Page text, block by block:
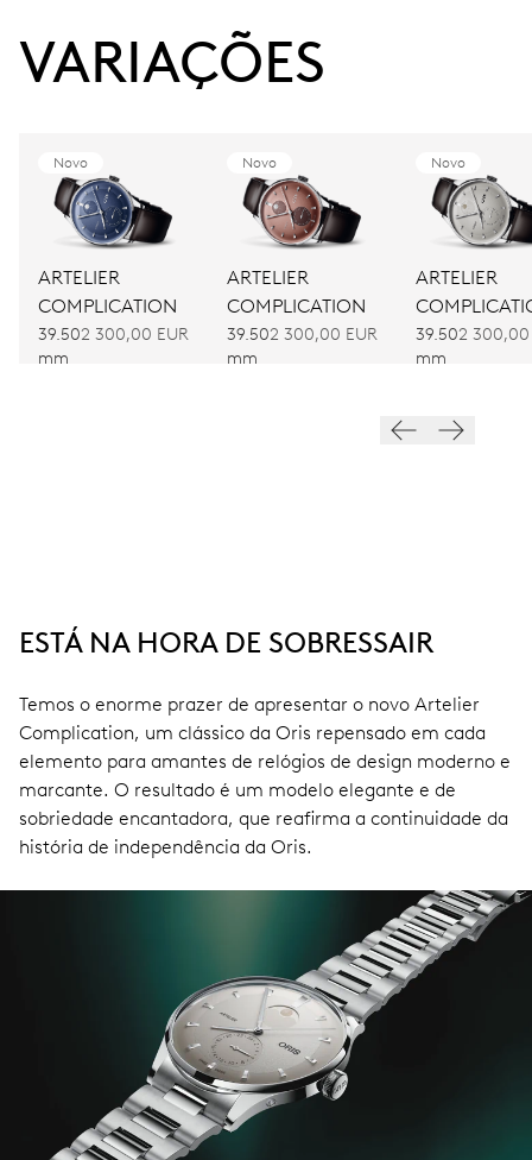
VARIAÇÕES
Novo
ARTELIER
COMPLICATION
39.50
mm
2 300,00 EUR
Novo
ARTELIER
COMPLICATION
39.50
mm
2 300,00 EUR
Novo
ARTELIER
39.50
mm
2 300,00
ESTÁ NA HORA DE SOBRESSAIR
Temos o enorme prazer de apresentar o novo Artelier
Complication, um clássico da Oris repensado em cada
elemento para amantes de relógios de design moderno e
marcante. O resultado é um modelo elegante e de
sobriedade encantadora, que reafirma a continuidade da
história de independência da Oris.